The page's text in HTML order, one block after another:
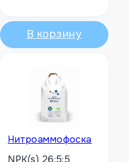
В корзину
Нитроаммофоска
NPK(s) 26:5:5